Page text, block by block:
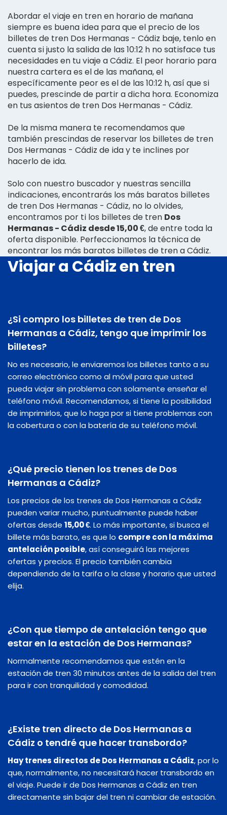
Abordar el viaje en tren en horario de mañana
siempre es buena idea para que el precio de los
billetes de tren Dos Hermanas - Cádiz baje, tenlo en
cuenta si justo la salida de las 10:12 h no satisface tus
necesidades en tu viaje a Cádiz. El peor horario para
nuestra cartera es el de las mañana, el
específicamente peor es el de las 10:12 h, así que si
puedes, prescinde de partir a dicha hora. Economiza
en tus asientos de tren Dos Hermanas - Cádiz.
De la misma manera te recomendamos que
también prescindas de reservar los billetes de tren
Dos Hermanas - Cádiz de ida y te inclines por
hacerlo de ida.
Solo con nuestro buscador y nuestras sencilla
indicaciones, encontrarás los más baratos billetes
de tren Dos Hermanas - Cádiz, no lo olvides,
encontramos por ti los billetes de tren Dos
Hermanas - Cádiz desde 15,00 €, de entre toda la
oferta disponible. Perfeccionamos la técnica de
encontrar los más baratos billetes de tren a Cádiz.
Viajar a Cádiz en tren
¿Si compro los billetes de tren de Dos
Hermanas a Cádiz, tengo que imprimir los
billetes?
No es necesario, le enviaremos los billetes tanto a su
correo electrónico como al móvil para que usted
pueda viajar sin problema con solamente enseñar el
teléfono móvil. Recomendamos, si tiene la posibilidad
de imprimirlos, que lo haga por si tiene problemas con
la cobertura o con la batería de su teléfono móvil.
¿Qué precio tienen los trenes de Dos
Hermanas a Cádiz?
Los precios de los trenes de Dos Hermanas a Cádiz
pueden variar mucho, puntualmente puede haber
ofertas desde 15,00 €. Lo más importante, si busca el
billete más barato, es que lo compre con la máxima
antelación posible, así conseguirá las mejores
ofertas y precios. El precio también cambia
dependiendo de la tarifa o la clase y horario que usted
elija.
¿Con que tiempo de antelación tengo que
estar en la estación de Dos Hermanas?
Normalmente recomendamos que estén en la
estación de tren 30 minutos antes de la salida del tren
para ir con tranquilidad y comodidad.
¿Existe tren directo de Dos Hermanas a
Cádiz o tendré que hacer transbordo?
Hay trenes directos de Dos Hermanas a Cádiz, por lo
que, normalmente, no necesitará hacer transbordo en
el viaje. Puede ir de Dos Hermanas a Cádiz en tren
directamente sin bajar del tren ni cambiar de estación.